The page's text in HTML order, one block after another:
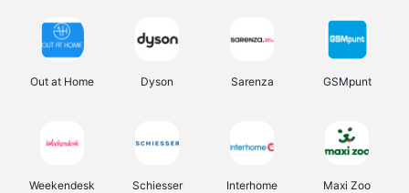
Out at Home Dyson Sarenza GSMpunt
Weekendesk Schiesser Interhome Maxi Zoo